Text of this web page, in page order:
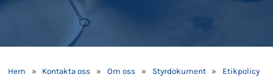
Hem » Kontakta oss » Om oss » Styrdokument » Etikpolicy